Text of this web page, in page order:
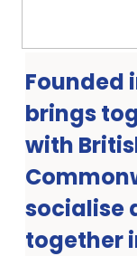
Founded
brings
with
socialise
together